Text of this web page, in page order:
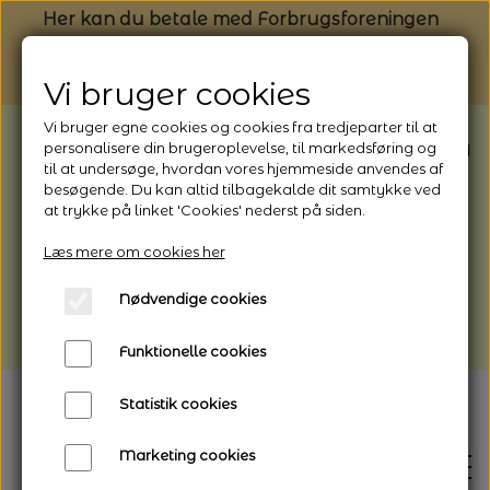
Her kan du betale med Forbrugsforeningen
BEMÆRK: Butikken har ferielukket* fra
1/8 - 9/8 - 2026
*Webshoppen er åben og sender hele
afhentning
Vi gør opmærksom på, at der kan være lidt
længere leveringstid
Vi bruger cookies
Vi bruger egne cookies og cookies fra tredjeparter til at
personalisere din brugeroplevelse, til markedsføring og
til at undersøge, hvordan vores hjemmeside anvendes af
besøgende. Du kan altid tilbagekalde dit samtykke ved
at trykke på linket 'Cookies' nederst på siden.
Læs mere om cookies her
Nødvendige cookies
Funktionelle cookies
Statistik cookies
Marketing cookies